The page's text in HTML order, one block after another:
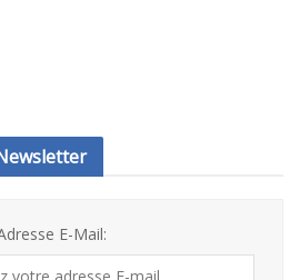
E-Mail: